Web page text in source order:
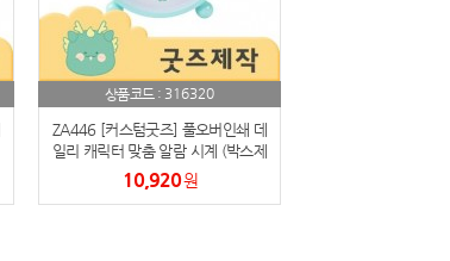
상품코드 : 316320
ZA446 [커스텀굿즈] 풀오버인쇄 데
일리 캐릭터 맞춤 알람 시계 (박스제
작가능)
10,920원